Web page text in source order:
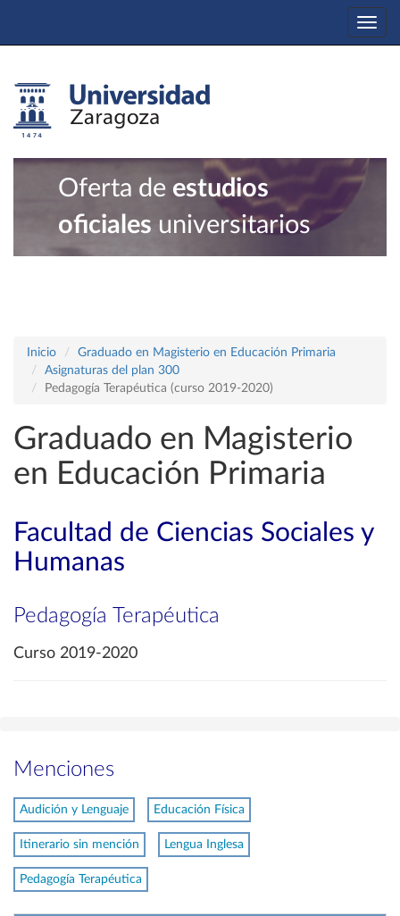
Oferta de estudios
oficiales universitarios
Inicio
Graduado en Magisterio en Educación Primaria
Asignaturas del plan 300
Pedagogía Terapéutica (curso 2019-2020)
Graduado en Magisterio
en Educación Primaria
Facultad de Ciencias Sociales y
Humanas
Pedagogía Terapéutica
Curso 2019-2020
Menciones
Audición y Lenguaje Educación Física
Itinerario sin mención Lengua Inglesa
Pedagogía Terapéutica